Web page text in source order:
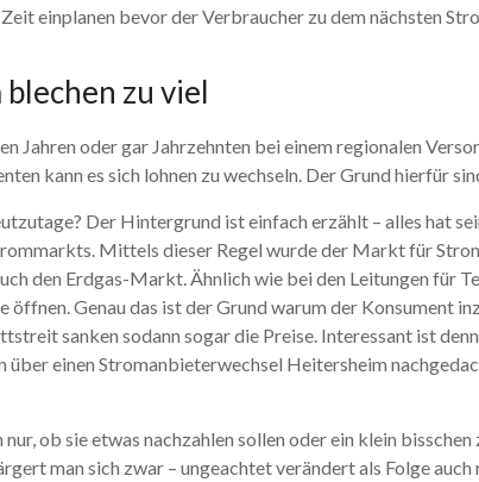
einplanen bevor der Verbraucher zu dem nächsten
zu viel
Jahren oder gar Jahrzehnten bei einem regionalen
kann es sich lohnen zu wechseln. Der Grund hierfür
Der Hintergrund ist einfach erzählt – alles hat
Mittels dieser Regel wurde der Markt für
den Erdgas-Markt. Ähnlich wie bei den Leitungen für
Genau das ist der Grund warum der Konsument
sanken sodann sogar die Preise. Interessant ist
einen Stromanbieterwechsel Heitersheim
ob sie etwas nachzahlen sollen oder ein klein
man sich zwar – ungeachtet verändert als Folge